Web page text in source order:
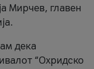
Мирчев, главен
дека
“Охридско